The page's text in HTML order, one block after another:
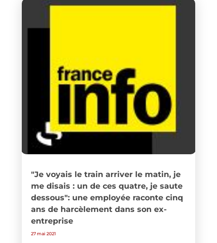
"Je voyais le train arriver le matin, je
me disais : un de ces quatre, je saute
dessous": une employée raconte cinq
ans de harcèlement dans son ex-
entreprise
27 mai 2021